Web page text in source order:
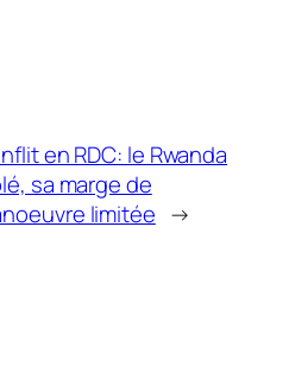
en RDC: le Rwanda
sa marge de
limitée →